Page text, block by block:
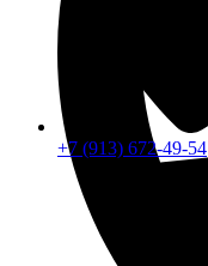
+7 (913) 672-49-54